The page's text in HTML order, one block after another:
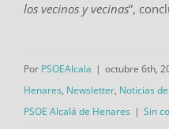
los vecinos y vecinas”,
Por PSOEAlcala | octubre 6th,
Henares, Newsletter, Noticias
PSOE Alcalá de Henares | Sin